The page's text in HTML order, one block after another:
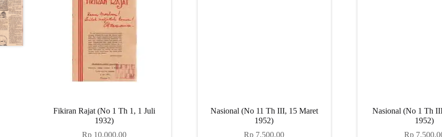
Fikiran Rajat (No 1 Th 1, 1 Juli
1932)
Rp 10.000,00
Nasional (No 11 Th III, 15 Maret
1952)
Rp 7.500,00
Nasional (No 1 Th
1952)
Rp